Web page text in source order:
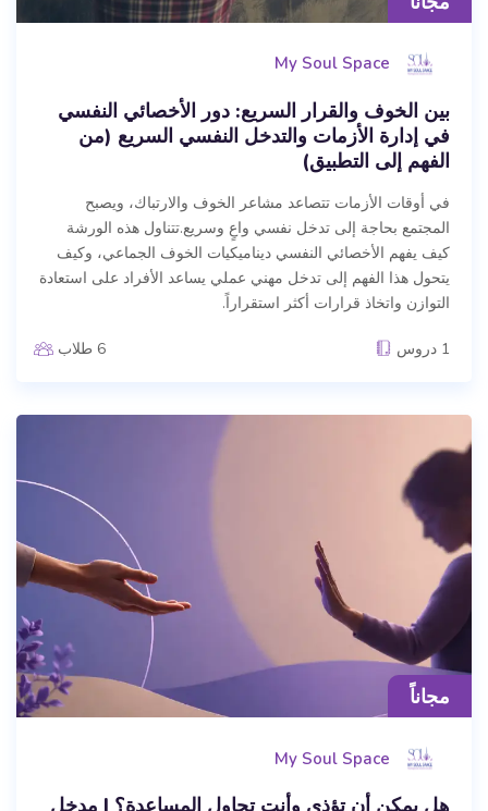
My Soul Space
بين الخوف والقرار السريع: دور الأخصائي النفسي
في إدارة الأزمات والتدخل النفسي السريع (من
الفهم إلى التطبيق)
في أوقات الأزمات تتصاعد مشاعر الخوف والارتباك، ويصبح
المجتمع بحاجة إلى تدخل نفسي واعٍ وسريع.تتناول هذه الورشة
كيف يفهم الأخصائي النفسي ديناميكيات الخوف الجماعي، وكيف
يتحول هذا الفهم إلى تدخل مهني عملي يساعد الأفراد على استعادة
التوازن واتخاذ قرارات أكثر استقراراً.
1 دروس 6 طلاب
مجاناً
My Soul Space